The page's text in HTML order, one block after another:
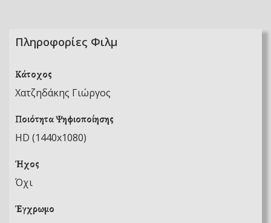
Πληροφορίες Φιλμ
Κάτοχος
Χατζηδάκης Γιώργος
Ποιότητα Ψηφιοποίησης
HD (1440x1080)
Ήχος
Όχι
Έγχρωμο